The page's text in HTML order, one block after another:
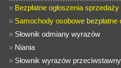
» Bezpłatne ogłoszenia
» Samochody osobowe
» Słownik odmiany wyrazów
» Niania
» Słownik wyrazów